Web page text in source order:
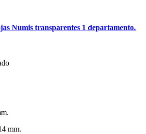
Numis transparentes 1 departamento.
mm.